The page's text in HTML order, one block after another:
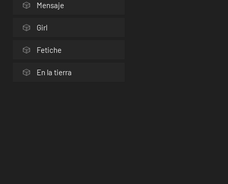
Mensaje
Girl
Fetiche
En la tierra